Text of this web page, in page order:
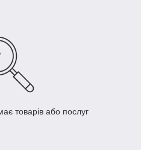
товарів або послуг